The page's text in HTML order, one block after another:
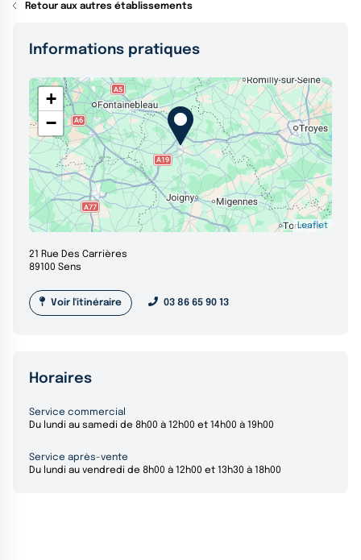
Retour aux autres établissements
Informations pratiques
+
−
Leaflet
21 Rue Des Carrières
89100 Sens
Voir l'itinéraire 03 86 65 90 13
Horaires
Service commercial
Du lundi au samedi de 8h00 à 12h00 et 14h00 à 19h00
Service après-vente
Du lundi au vendredi de 8h00 à 12h00 et 13h30 à 18h00